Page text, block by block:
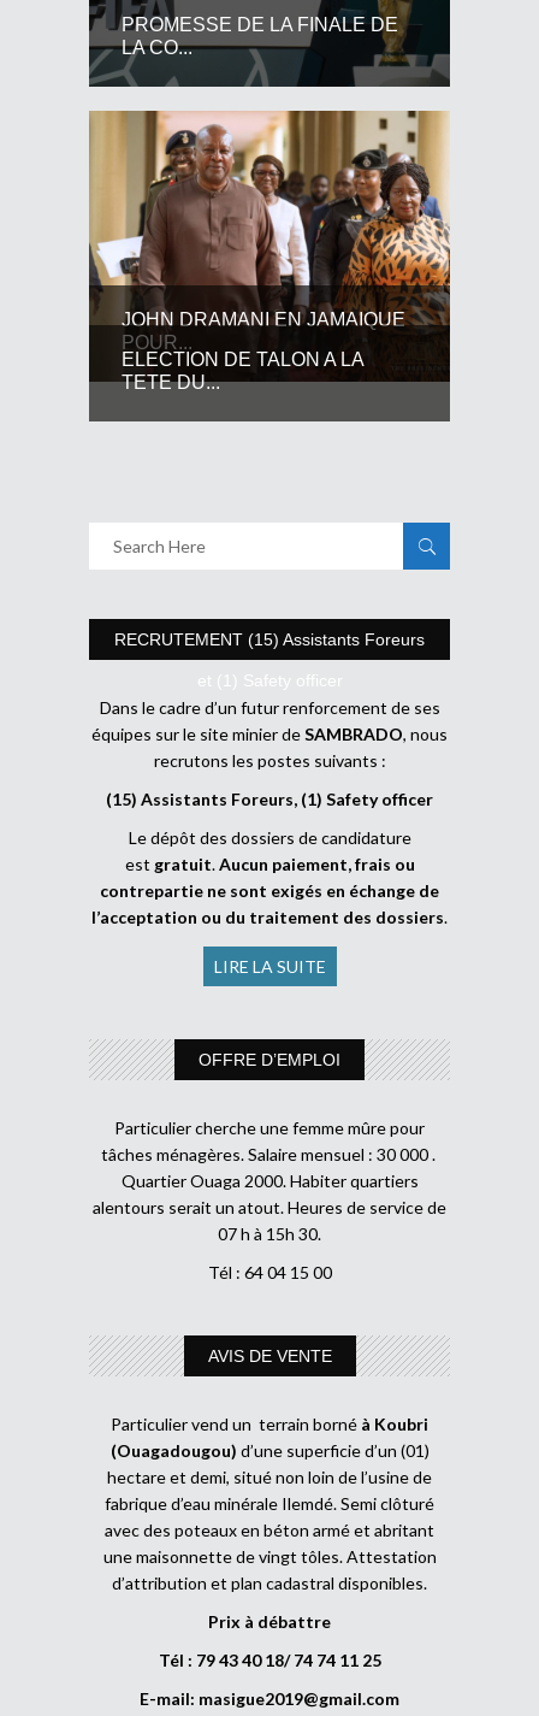
PROMESSE DE LA FINALE DE
LA CO...
JOHN DRAMANI EN JAMAIQUE
POUR...
ELECTION DE TALON A LA
TETE DU...
RECRUTEMENT (15) Assistants Foreurs
et (1) Safety officer
Dans le cadre d’un futur renforcement de ses
équipes sur le site minier deSAMBRADO, nous
recrutons les postes suivants :
(15) Assistants Foreurs, (1) Safety officer
Le dépôt des dossiers de candidature
est gratuit.Aucun paiement, frais ou
contrepartie ne sont exigés en échange de
l’acceptation ou du traitement des dossiers.
LIRE LA SUITE
OFFRE D’EMPLOI
Particulier cherche une femme mûre pour
tâches ménagères. Salaire mensuel : 30 000 .
Quartier Ouaga 2000. Habiter quartiers
alentours serait un atout. Heures de service de
07 h à 15h 30.
Tél : 64 04 15 00
AVIS DE VENTE
Particulier vend un terrain borné à Koubri
(Ouagadougou) d’une superficie d’un (01)
hectare et demi, situé non loin de l’usine de
fabrique d’eau minérale Ilemdé. Semi clôturé
avec des poteaux en béton armé et abritant
une maisonnette de vingt tôles. Attestation
d’attribution et plan cadastral disponibles.
Prix à débattre
Tél : 79 43 40 18/ 74 74 11 25
E-mail: masigue2019@gmail.com